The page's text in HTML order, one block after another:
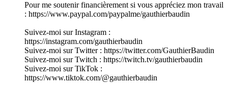
Pour me soutenir financièrement si vous appréciez mon travail
: https://www.paypal.com/paypalme/gauthierbaudin
Suivez-moi sur Instagram :
https://instagram.com/gauthierbaudin
Suivez-moi sur Twitter : https://twitter.com/GauthierBaudin
Suivez-moi sur Twitch : https://twitch.tv/gauthierbaudin
Suivez-moi sur TikTok :
https://www.tiktok.com/@gauthierbaudin